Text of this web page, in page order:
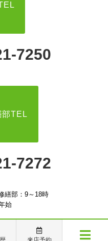
7250
部TEL
7272
繕部：9～18時
始